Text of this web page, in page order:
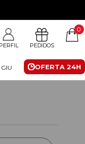
PERFIL PEDIDOS
0
OFERTA 24H